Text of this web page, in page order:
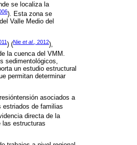
se localiza la
). Esta zona se
Valle Medio del
) (Nie et al., 2012),
la cuenca del VMM.
sedimentológicos,
un estudio estructural
permitan determinar
asociados a
estriados de familias
directa de la
las estructuras